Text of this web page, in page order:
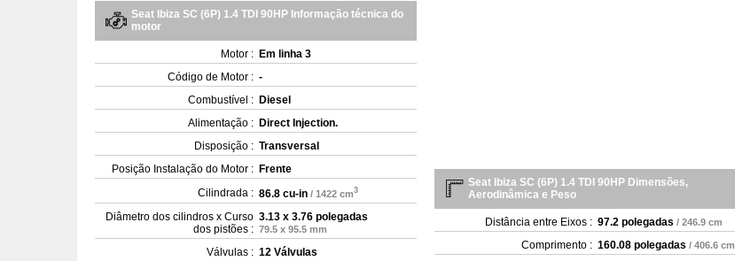
Seat Ibiza SC (6P) 1.4 TDI 90HP Informação técnica do
motor
Motor : Em linha 3
Código de Motor : -
Combustível : Diesel
Alimentação : Direct Injection.
Disposição : Transversal
Posição Instalação do Motor : Frente
Cilindrada : 86.8 cu-in / 1422 cm3
Diâmetro dos cilindros x Curso
dos pistões :
3.13 x 3.76 polegadas
79.5 x 95.5 mm
Válvulas : 12 Válvulas
Seat Ibiza SC (6P) 1.4 TDI 90HP Dimensões,
Aerodinâmica e Peso
Distância entre Eixos : 97.2 polegadas / 246.9 cm
Comprimento : 160.08 polegadas / 406.6 cm